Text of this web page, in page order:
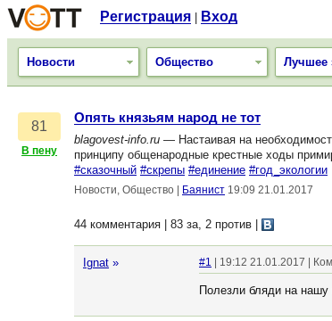
Регистрация Вход
Новости Общество Лучшее
81
В пену
Опять князьям народ не тот
blagovest-info.ru — Настаивая на
принципу общенародные крестные ходы
#сказочный #скрепы #единение #год_экологии
Новости, Общество Баянист 19:09 21.01.2017
44 комментария | 83 за, 2 против
Ignat » #1 | 19:12 21.01.2017 |
Полезли бляди на